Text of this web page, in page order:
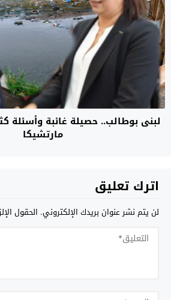
لبنى بوطالب.. حصيلة غائبة وأسئلة
مارتشيكا
اترك تعليق
لن يتم نشر عنوان بريدك الإلكتروني. الحقول